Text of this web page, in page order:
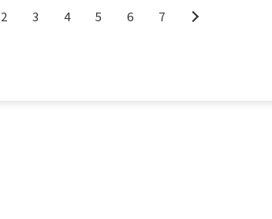
2 3 4 5 6 7